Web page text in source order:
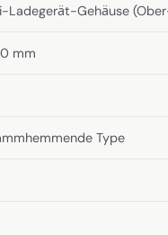
Ladegerät-Gehäuse
mm
Type